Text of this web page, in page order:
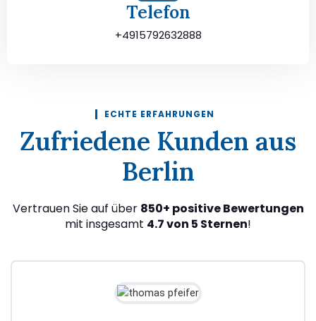
Telefon
+4915792632888
ECHTE ERFAHRUNGEN
Zufriedene Kunden aus
Berlin
Vertrauen Sie auf über 850+ positive Bewertungen
mit insgesamt 4.7 von 5 Sternen!